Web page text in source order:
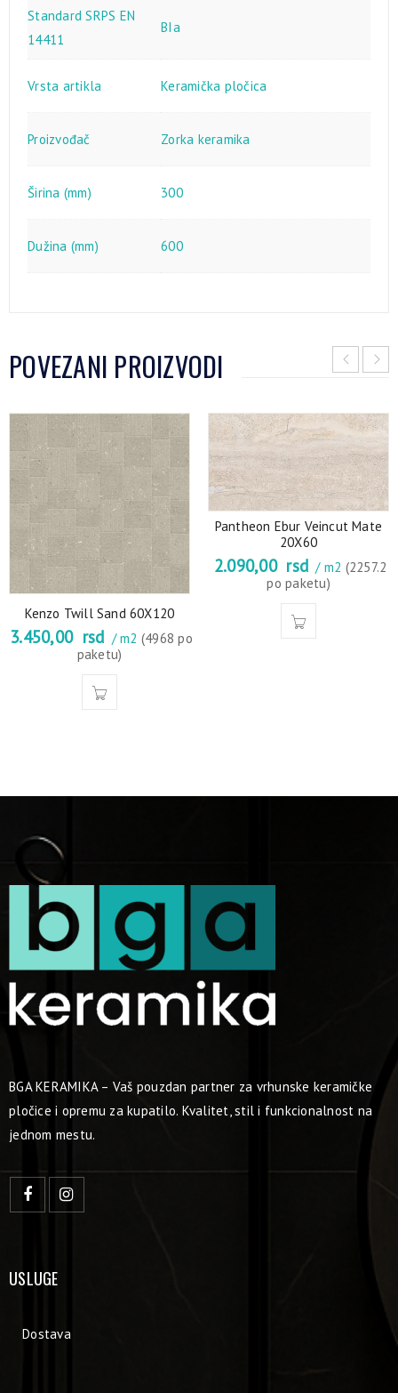
Standard SRPS EN
14411
BIa
Vrsta artikla Keramička pločica
Proizvođač Zorka keramika
Širina (mm) 300
Dužina (mm) 600
POVEZANI PROIZVODI
Kenzo Twill Sand 60X120
3.450,00 rsd / m2 (4968 po
paketu)
Pantheon Ebur Veincut Mate
20X60
2.090,00 rsd / m2 (2257.2
po paketu)
BGA KERAMIKA – Vaš pouzdan partner za vrhunske keramičke
pločice i opremu za kupatilo. Kvalitet, stil i funkcionalnost na
jednom mestu.
USLUGE
Dostava